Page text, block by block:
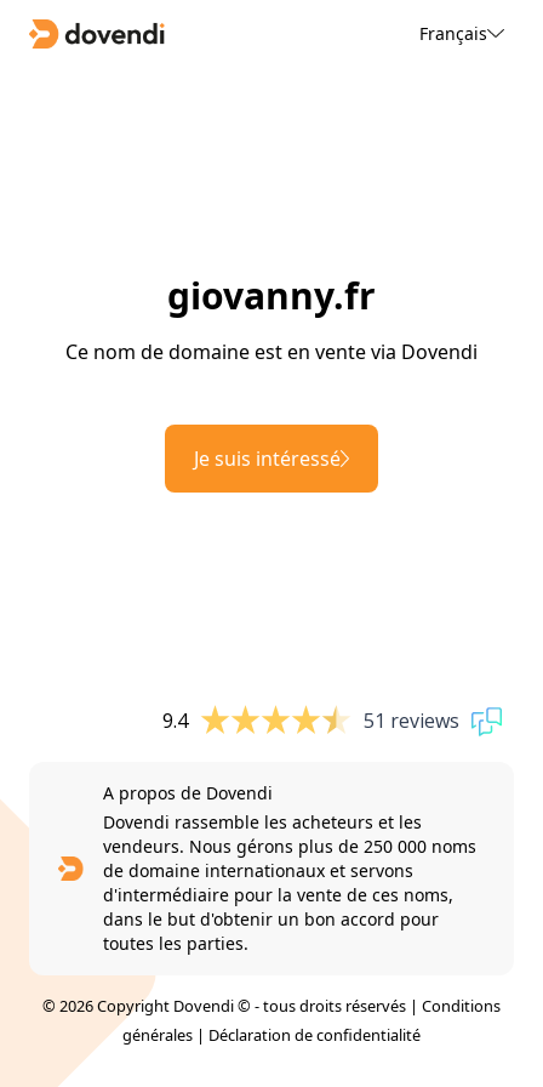
Français
giovanny.fr
Ce nom de domaine est en vente via Dovendi
Je suis intéressé
9.4 51 reviews
A propos de Dovendi
Dovendi rassemble les acheteurs et les
vendeurs. Nous gérons plus de 250 000 noms
de domaine internationaux et servons
d'intermédiaire pour la vente de ces noms,
dans le but d'obtenir un bon accord pour
toutes les parties.
© 2026 Copyright Dovendi © - tous droits réservés | Conditions
générales | Déclaration de confidentialité